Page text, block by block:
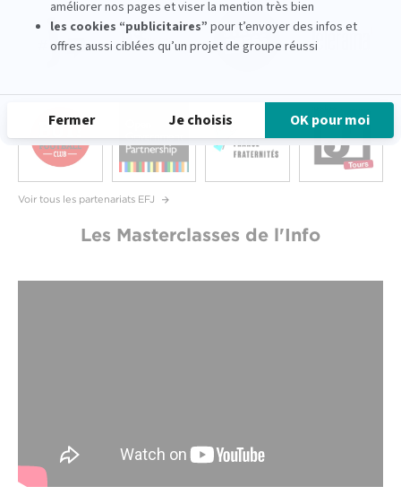
Voir tous les partenariats EFJ
Les Masterclasses de l'Info